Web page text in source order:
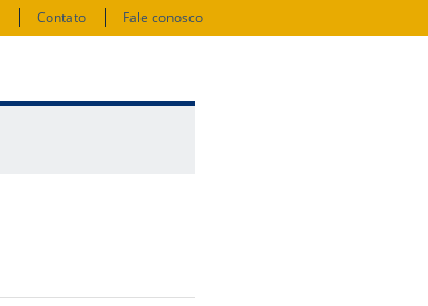
Contato Fale conosco